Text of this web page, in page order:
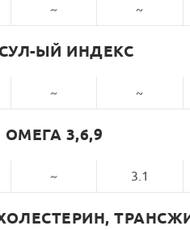
~ ~
ЫЙ ИНДЕКС
~ ~
ОМЕГА 3,6,9
~ 3.1